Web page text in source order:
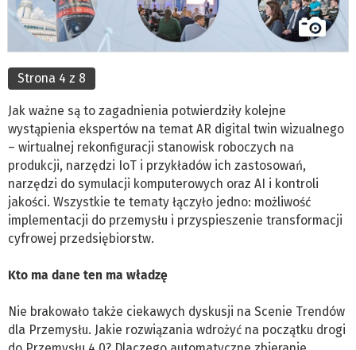
Strona 4 z 8
Jak ważne są to zagadnienia potwierdziły kolejne
wystąpienia ekspertów na temat AR digital twin wizualnego
– wirtualnej rekonfiguracji stanowisk roboczych na
produkcji, narzędzi IoT i przykładów ich zastosowań,
narzędzi do symulacji komputerowych oraz AI i kontroli
jakości. Wszystkie te tematy łączyło jedno: możliwość
implementacji do przemysłu i przyspieszenie transformacji
cyfrowej przedsiębiorstw.
Kto ma dane ten ma władzę
Nie brakowało także ciekawych dyskusji na Scenie Trendów
dla Przemysłu. Jakie rozwiązania wdrożyć na początku drogi